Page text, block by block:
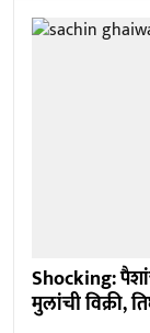
Shocking:
मुलांची विक्री,